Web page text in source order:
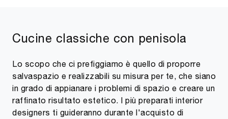
Cucine classiche con penisola
Lo scopo che ci prefiggiamo è quello di proporre
salvaspazio e realizzabili su misura per te, che siano
in grado di appianare i problemi di spazio e creare un
raffinato risultato estetico. I più preparati interior
designers ti guideranno durante l'acquisto di